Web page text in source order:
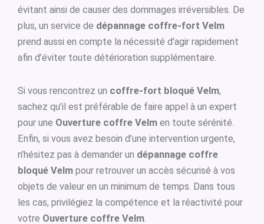
évitant ainsi de causer des dommages irréversibles. De
plus, un service de dépannage coffre-fort Velm
prend aussi en compte la nécessité d’agir rapidement
afin d’éviter toute détérioration supplémentaire.
Si vous rencontrez un coffre-fort bloqué Velm,
sachez qu’il est préférable de faire appel à un expert
pour une Ouverture coffre Velm en toute sérénité.
Enfin, si vous avez besoin d’une intervention urgente,
n’hésitez pas à demander un dépannage coffre
bloqué Velm pour retrouver un accès sécurisé à vos
objets de valeur en un minimum de temps. Dans tous
les cas, privilégiez la compétence et la réactivité pour
votre Ouverture coffre Velm.